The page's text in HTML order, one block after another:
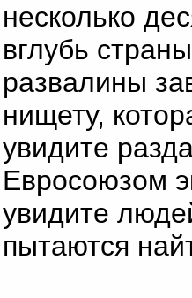
несколько
вглубь
развалины
нищету,
увидите
Евросоюзом
увидите
пытаются